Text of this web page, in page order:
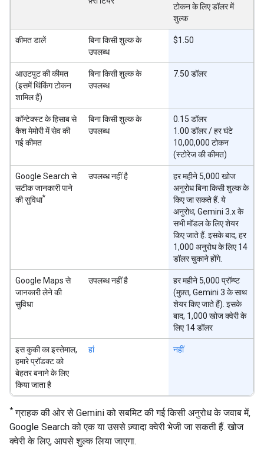
टोकन के लिए डॉलर में
शुल्क
कीमत डालें
बिना किसी शुल्क के
उपलब्ध
$1.50
आउटपुट की कीमत
(इसमें थिंकिंग टोकन
शामिल हैं)
बिना किसी शुल्क के
उपलब्ध
7.50 डॉलर
कॉन्टेक्स्ट के हिसाब से
कैश मेमोरी में सेव की
गई कीमत
बिना किसी शुल्क के
उपलब्ध
0.15 डॉलर
1.00 डॉलर / हर घंटे
10,00,000 टोकन
(स्टोरेज की कीमत)
Google Search से
सटीक जानकारी पाने
की सुविधा*
उपलब्ध नहीं है
हर महीने 5,000 खोज
अनुरोध बिना किसी शुल्क के
किए जा सकते हैं. ये
अनुरोध, Gemini 3.x के
सभी मॉडल के लिए शेयर
किए जाते हैं. इसके बाद, हर
1,000 अनुरोध के लिए 14
डॉलर चुकाने होंगे.
Google Maps से
जानकारी लेने की
सुविधा
उपलब्ध नहीं है
हर महीने 5,000 प्रॉम्प्ट
(मुफ़्त, Gemini 3 के साथ
शेयर किए जाते हैं). इसके
बाद, 1,000 खोज क्वेरी के
लिए 14 डॉलर
इस कुकी का इस्तेमाल,
हमारे प्रॉडक्ट को
बेहतर बनाने के लिए
किया जाता है
हां नहीं
* ग्राहक की ओर से Gemini को सबमिट की गई किसी अनुरोध के जवाब में,
Google Search को एक या उससे ज़्यादा क्वेरी भेजी जा सकती हैं. खोज
क्वेरी के लिए, आपसे शुल्क लिया जाएगा.